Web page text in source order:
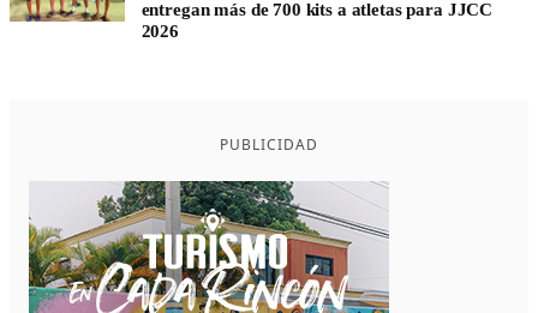
entregan más de 700 kits a atletas para JJCC
2026
PUBLICIDAD